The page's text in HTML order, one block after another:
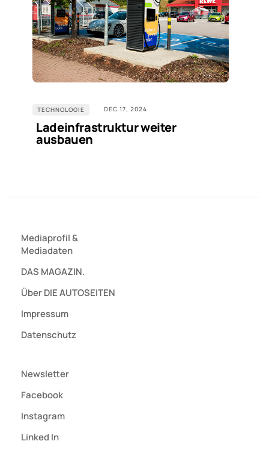
TECHNOLOGIE DEC 17, 2024
Ladeinfrastruktur weiter
ausbauen
Mediaprofil&
Mediadaten
DAS MAGAZIN.
Über DIE AUTOSEITEN
Impressum
Datenschutz
Newsletter
Facebook
Instagram
Linked In